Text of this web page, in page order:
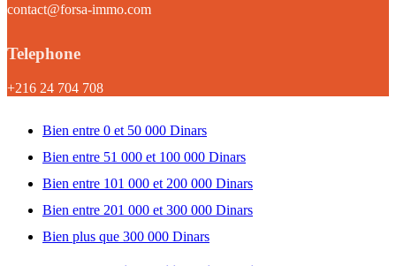
contact@forsa-immo.com
Telephone
+216 24 704 708
Bien entre 0 et 50 000 Dinars
Bien entre 51 000 et 100 000 Dinars
Bien entre 101 000 et 200 000 Dinars
Bien entre 201 000 et 300 000 Dinars
Bien plus que 300 000 Dinars